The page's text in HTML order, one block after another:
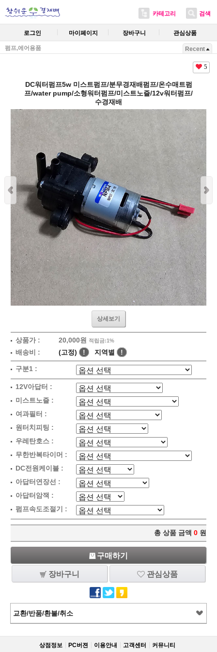
카테고리 검색
로그인 마이페이지 장바구니 관심상품
펌프,에어용품 Recent
5
DC워터펌프5w 미스트펌프/분무경재배펌프/온수매트펌
프/water pump/소형워터펌프/미스트노즐/12v워터펌프/
수경재배
상세보기
상품가 : 20,000원 적립금:1%
배송비 : (고정) ! 지역별 !
구분1 :
12V아답터 :
미스트노즐 :
여과필터 :
원터치피팅 :
우레탄호스 :
무한반복타이머 :
DC전원케이블 :
아답터연장선 :
아답터암잭 :
펌프속도조절기 :
총 상품 금액 0 원
구매하기
장바구니 관심상품
교환/반품/환불/취소
상점정보 PC버젼 이용안내 고객센터 커뮤니티